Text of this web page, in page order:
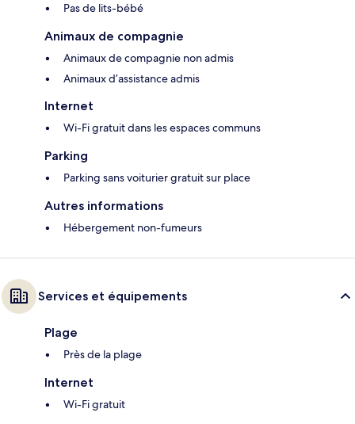
Pas de lits-bébé
Animaux de compagnie
Animaux de compagnie non admis
Animaux d’assistance admis
Internet
Wi-Fi gratuit dans les espaces communs
Parking
Parking sans voiturier gratuit sur place
Autres informations
Hébergement non-fumeurs
Services et équipements
Plage
Près de la plage
Internet
Wi-Fi gratuit